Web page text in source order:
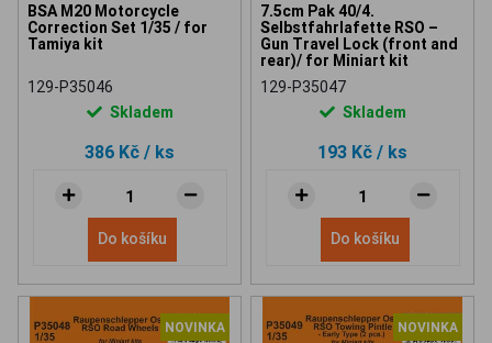
BSA M20 Motorcycle
Correction Set 1/35 / for
Tamiya kit
129-P35046
Skladem
386 Kč / ks
Do košíku
7.5cm Pak 40/4.
Selbstfahrlafette RSO –
Gun Travel Lock (front and
rear)/ for Miniart kit
129-P35047
Skladem
193 Kč / ks
Do košíku
NOVINKA NOVINKA